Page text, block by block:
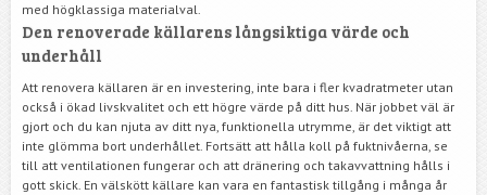
med högklassiga materialval.
Den renoverade källarens långsiktiga värde och
underhåll
Att renovera källaren är en investering, inte bara i fler kvadratmeter utan
också i ökad livskvalitet och ett högre värde på ditt hus. När jobbet väl är
gjort och du kan njuta av ditt nya, funktionella utrymme, är det viktigt att
inte glömma bort underhållet. Fortsätt att hålla koll på fuktnivåerna, se
till att ventilationen fungerar och att dränering och takavvattning hålls i
gott skick. En välskött källare kan vara en fantastisk tillgång i många år